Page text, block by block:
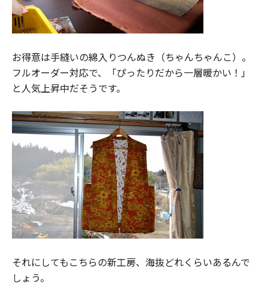
お得意は手縫いの綿入りつんぬき（ちゃんちゃんこ）。
フルオーダー対応で、「ぴったりだから一層暖かい！」
と人気上昇中だそうです。
それにしてもこちらの新工房、海抜どれくらいあるんで
しょう。